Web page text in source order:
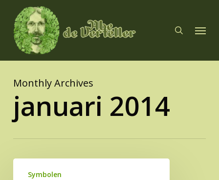
main
content
Menu
Monthly Archives
januari 2014
Symbolen